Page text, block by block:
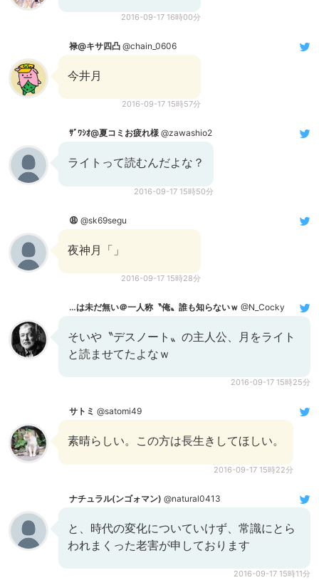
2016-09-17 16時00分
禄@キサ四凸 @chain_0606
今井月
2016-09-17 15時57分
ｻﾞﾜｼｵ@夏コミお疲れ様 @zawashio2
ライトって読むんだよな？
2016-09-17 15時50分
😩 @sk69segu
夜神月「」
2016-09-17 15時28分
…は未だ無い＠一人称〝俺〟誰も知らないｗ @N_Cocky
そいや〝デスノート〟の主人公、月をライト
と読ませてたよなｗ
2016-09-17 15時25分
サトミ @satomi49
素晴らしい。この方は長生きしてほしい。
2016-09-17 15時22分
ナチュラル(ンゴォマン) @natural0413
と、時代の変化についていけず、常識にとら
われまくった老害が申しております
2016-09-17 15時11分